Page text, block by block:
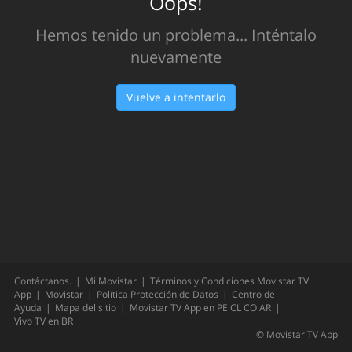
Hemos tenido un problema... Inténtalo
nuevamente
Vuelve a intentarlo
Contáctanos. Mi Movistar
Términos y Condiciones Movistar TV
App
Movistar Política Protección de Datos
Centro de
Ayuda
Mapa del sitio Movistar TV App en PE CLCOAR
Vivo TV en BR
© Movistar TV App